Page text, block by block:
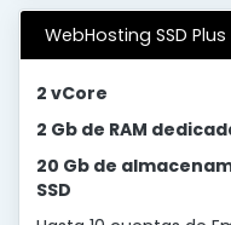
WebHosting SSD
2 vCore
2 Gb de RAM
20 Gb de
SSD